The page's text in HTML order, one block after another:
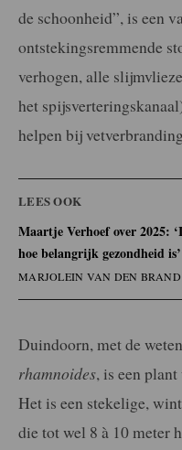
de schoonheid”, is een
ontstekingsremmende
verhogen, alle
het
helpen bij
LEES OOK
Maartje Verhoef over 2025:
hoe belangrijk gezondheid is’
MARJOLEIN VAN DEN BRAND
Duindoorn, met de
rhamnoides, is een
Het is een stekelige,
die tot wel 8 à 10 meter